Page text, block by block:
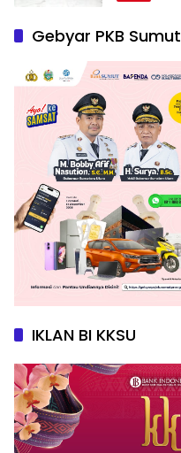
Gebyar PKB Sumut
IKLAN BI KKSU